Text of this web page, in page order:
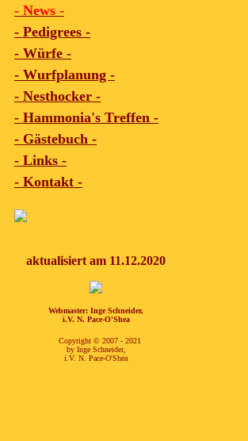
- News -
- Pedigrees -
- Würfe -
- Wurfplanung -
- Nesthocker -
- Hammonia's Treffen -
- Gästebuch -
- Links -
- Kontakt -
aktualisiert am 11.12.2020
Webmaster: Inge Schneider,
i.V. N. Pace-O'Shea
Copyright ©2007 - 2021
by Inge Schneider,
i.V. N. Pace-O'Shea